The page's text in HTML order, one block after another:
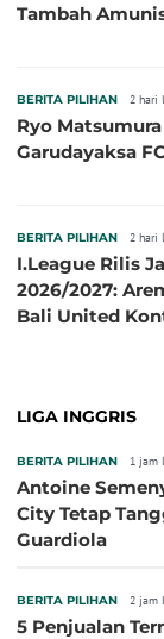
Tambah
BERITA PILIHAN 2 hari
Ryo
Garudayaksa
BERITA PILIHAN 2 hari
I.League Rilis
2026/2027:
Bali United
LIGA INGGRIS
BERITA PILIHAN 1 jam
Antoine
City Tetap
Guardiola
BERITA PILIHAN 2 jam
5 Penjualan